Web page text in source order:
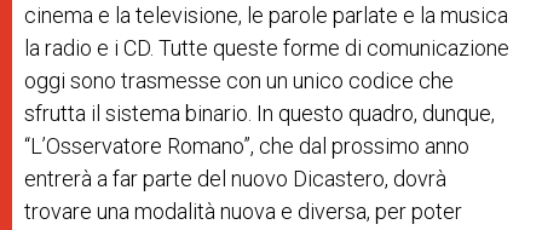
cinema e la televisione, le parole parlate e la musica
la radio e i CD. Tutte queste forme di comunicazione
oggi sono trasmesse con un unico codice che
sfrutta il sistema binario. In questo quadro, dunque,
“L’Osservatore Romano”, che dal prossimo anno
entrerà a far parte del nuovo Dicastero, dovrà
trovare una modalità nuova e diversa, per poter